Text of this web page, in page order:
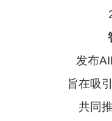
发布
旨在吸
共同